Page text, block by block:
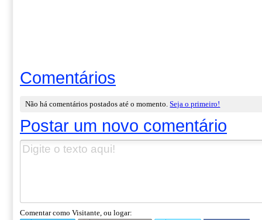
Comentários
Não há comentários postados até o momento.Seja o primeiro!
Postar um novo comentário
Comentar como Visitante, ou logar: